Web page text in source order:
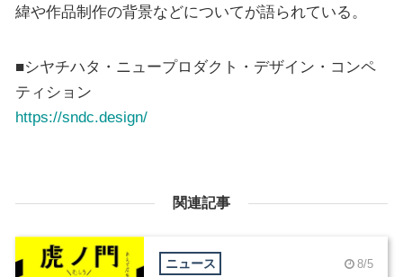
緯や作品制作の背景などについてが語られている。
■シヤチハタ・ニュープロダクト・デザイン・コンペ
ティション
https://sndc.design/
関連記事
ニュース 8/5